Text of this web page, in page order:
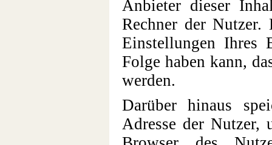
Anbieter dieser
Rechner der Nutzer.
Einstellungen Ihres
Folge haben kann,
werden.
Darüber hinaus
Adresse der Nutzer,